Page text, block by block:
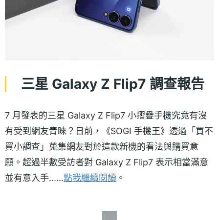
三星 Galaxy Z Flip7 調查報告
7 月發表的三星 Galaxy Z Flip7 小摺疊手機究竟有沒
有受到網友青睞？日前，《SOGI 手機王》透過「買不
買小調查」蒐集網友對於這款新機的看法與購買意
願。超過半數受訪者對 Galaxy Z Flip7 表示相當滿意
並有意入手......點我繼續閱讀 。